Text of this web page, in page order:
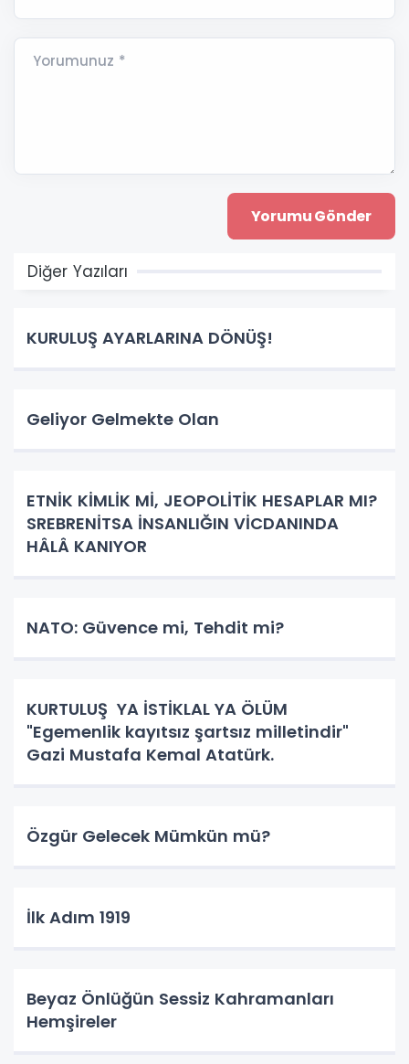
Yorumunuz *
Diğer Yazıları
KURULUŞ AYARLARINA DÖNÜŞ!
Geliyor Gelmekte Olan
ETNİK KİMLİK Mİ, JEOPOLİTİK HESAPLAR MI?
SREBRENİTSA İNSANLIĞIN VİCDANINDA
HÂLÂ KANIYOR
NATO: Güvence mi, Tehdit mi?
KURTULUŞ YA İSTİKLAL YA ÖLÜM
"Egemenlik kayıtsız şartsız milletindir"
Gazi Mustafa Kemal Atatürk.
Özgür Gelecek Mümkün mü?
İlk Adım 1919
Beyaz Önlüğün Sessiz Kahramanları
Hemşireler